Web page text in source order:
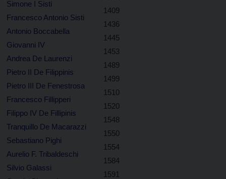
Simone I Sisti
Francesco Antonio Sisti
Antonio Boccabella
Giovanni IV
Andrea De Laurenzi
Pietro II De Filippinis
Pietro III De Fenestrosa
Francesco Fillipperi
Filippo IV De Fillipinis
Tranquillo De Macarazzi
Sebastiano Pighi
Aurelio F. Tribaldeschi
Silvio Galassi
1409
1436
1445
1453
1489
1499
1510
1520
1548
1550
1554
1584
1591